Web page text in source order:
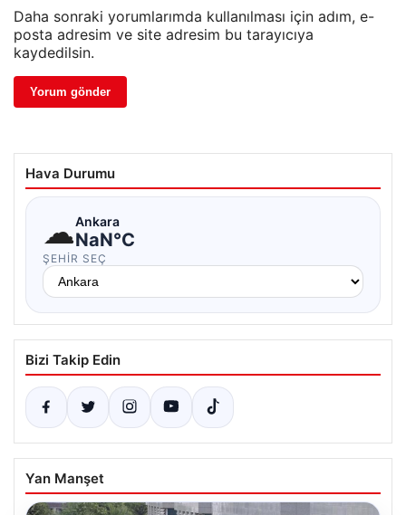
Daha sonraki yorumlarımda kullanılması için adım, e-
posta adresim ve site adresim bu tarayıcıya
kaydedilsin.
Hava Durumu
☁Ankara
NaN°C
ŞEHIR SEÇ
Bizi Takip Edin
Yan Manşet